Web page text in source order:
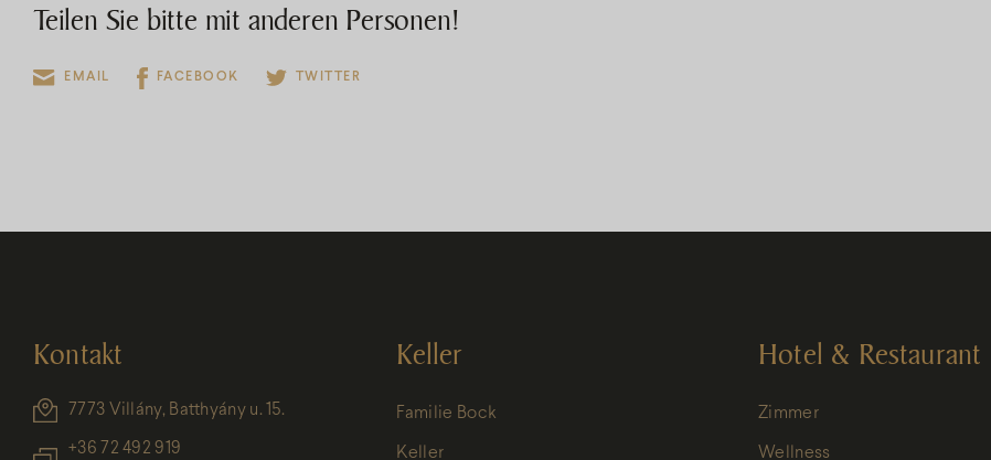
Teilen Sie bitte mit anderen Personen!
EMAIL FACEBOOK TWITTER
Kontakt
7773 Villány, Batthyány u. 15.
+36 72 492 919
Keller
Familie Bock
Keller
Hotel & Restaurant
Zimmer
Wellness